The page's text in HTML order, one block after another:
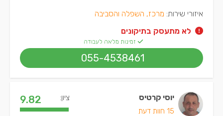
איזורי שירות: מרכז, השפלה והסביבה
לא מתעסק בתיקונים
זמינות מלאה לעבודה
055-4538461
יוסי קרטיס
15 חוות דעת
ציון: 9.82